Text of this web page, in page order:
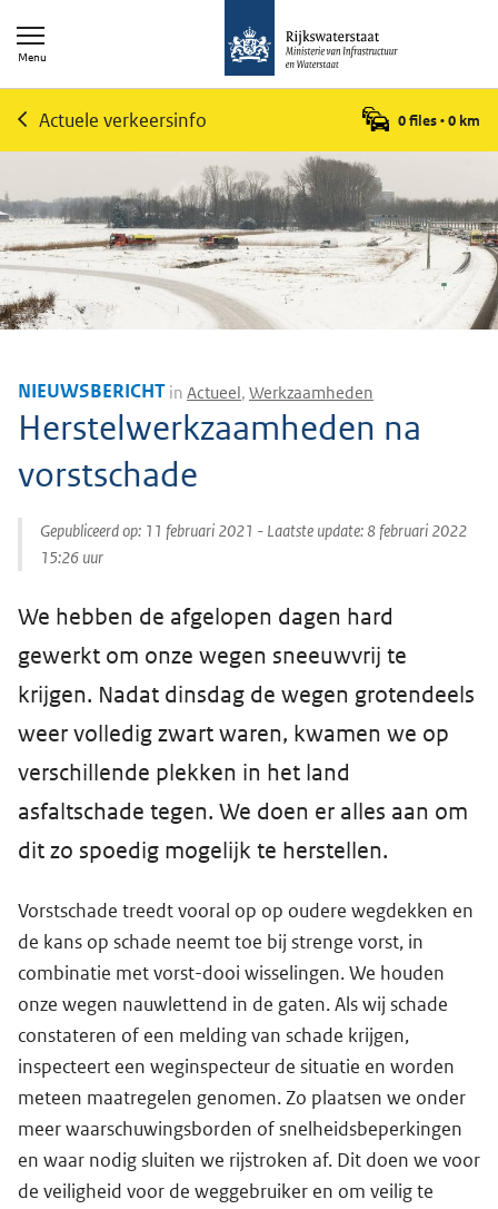
Menu
Actuele verkeersinfo 0 files•0 km
NIEUWSBERICHT in Actueel, Werkzaamheden
Herstelwerkzaamheden na
vorstschade
Gepubliceerd op: 11 februari 2021 - Laatste update:8 februari 2022
15:26 uur
We hebben de afgelopen dagen hard
gewerkt om onze wegen sneeuwvrij te
krijgen. Nadat dinsdag de wegen grotendeels
weer volledig zwart waren, kwamen we op
verschillende plekken in het land
asfaltschade tegen. We doen er alles aan om
dit zo spoedig mogelijk te herstellen.
Vorstschade treedt vooral op op oudere wegdekken en
de kans op schade neemt toe bij strenge vorst, in
combinatie met vorst-dooi wisselingen. We houden
onze wegen nauwlettend in de gaten. Als wij schade
constateren of een melding van schade krijgen,
inspecteert een weginspecteur de situatie en worden
meteen maatregelen genomen. Zo plaatsen we onder
meer waarschuwingsborden of snelheidsbeperkingen
en waar nodig sluiten we rijstroken af. Dit doen we voor
de veiligheid voor de weggebruiker en om veilig te